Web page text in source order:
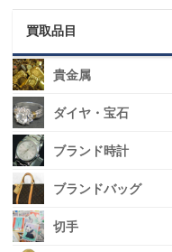
買取品目
貴金属
ダイヤ・宝石
ブランド時計
ブランドバッグ
切手